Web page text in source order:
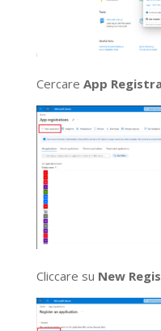
Cercare App
Cliccare su New